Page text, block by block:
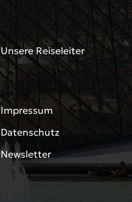
Unsere Reiseleiter
Impressum
Datenschutz
Newsletter